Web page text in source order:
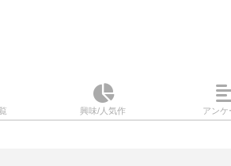
興味/人気作 アンケ